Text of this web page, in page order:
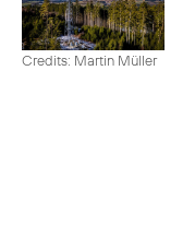
Credits: Martin Müller